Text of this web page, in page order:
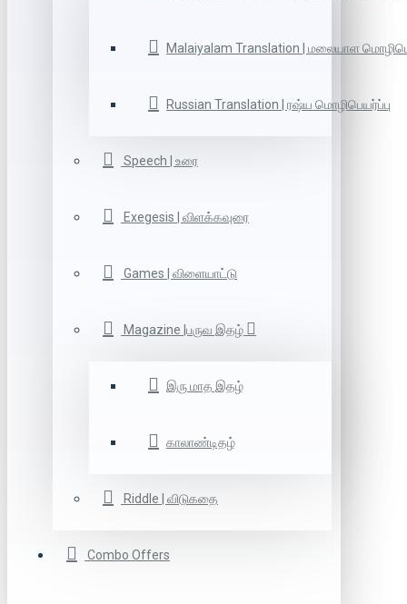
Malaiyalam Translation | மலையாள
Russian Translation | ரஷ்ய மொழிபெயர்ப்பு
Speech | உரை
Exegesis | விளக்கவுரை
Games | விளையாட்டு
Magazine |பருவ இதழ்
இரு மாத இதழ்
காலாண்டிதழ்
Riddle | விடுகதை
Combo Offers